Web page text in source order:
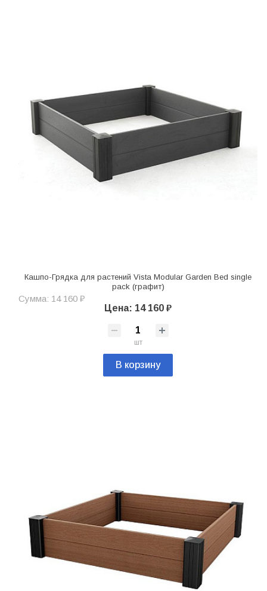
Кашпо-Грядка для растений Vista Modular Garden Bed single
pack (графит)
Сумма: 14 160 ₽
Цена: 14 160 ₽
шт
В корзину